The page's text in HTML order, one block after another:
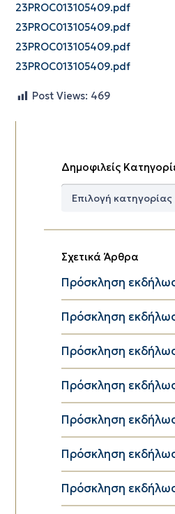
23PROC013105409.pdf
23PROC013105409.pdf
23PROC013105409.pdf
23PROC013105409.pdf
Post Views: 469
Δημοφιλείς
Δημοφιλείς
Σχετικά Άρθρα
Πρόσκληση
Πρόσκληση
Πρόσκληση
Πρόσκληση
Πρόσκληση
Πρόσκληση
Πρόσκληση